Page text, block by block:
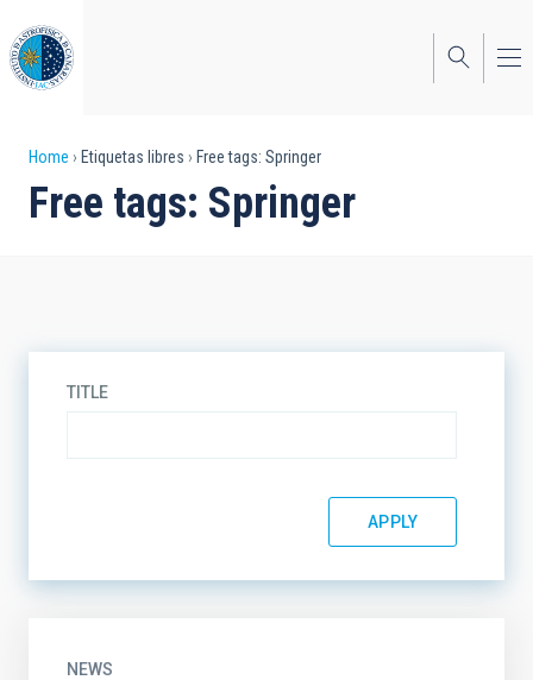
to
main
content
Breadcrumb
Home Etiquetas libres Free tags: Springer
Free tags: Springer
TITLE
NEWS